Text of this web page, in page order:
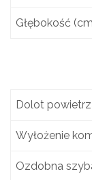
Głębokość
Dolot
Wyłożenie
Ozdobna